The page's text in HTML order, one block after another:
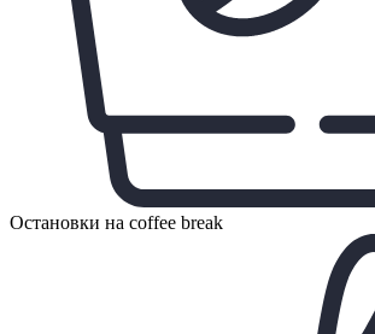
Остановки на coffee break